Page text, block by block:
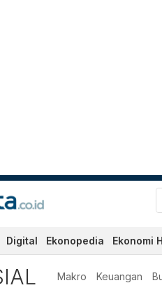
Digital Ekonopedia Ekonomi
Makro Keuangan